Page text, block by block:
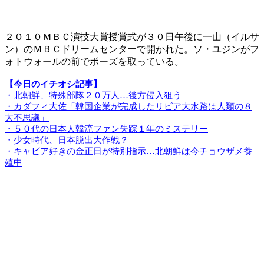
２０１０ＭＢＣ演技大賞授賞式が３０日午後に一山（イルサ
ン）のＭＢＣドリームセンターで開かれた。ソ・ユジンがフ
ォトウォールの前でポーズを取っている。
【今日のイチオシ記事】
・北朝鮮、特殊部隊２０万人…後方侵入狙う
・カダフィ大佐「韓国企業が完成したリビア大水路は人類の８
大不思議」
・５０代の日本人韓流ファン失踪１年のミステリー
・少女時代、日本脱出大作戦？
・キャビア好きの金正日が特別指示…北朝鮮は今チョウザメ養
殖中